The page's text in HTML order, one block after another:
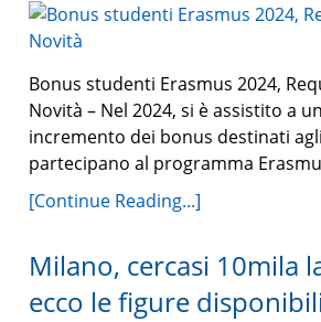
Bonus studenti Erasmus 2024,
Novità – Nel 2024, si è assistito a
incremento dei bonus destinati
partecipano al programma
[Continue Reading...]
Milano, cercasi 10mila
ecco le figure